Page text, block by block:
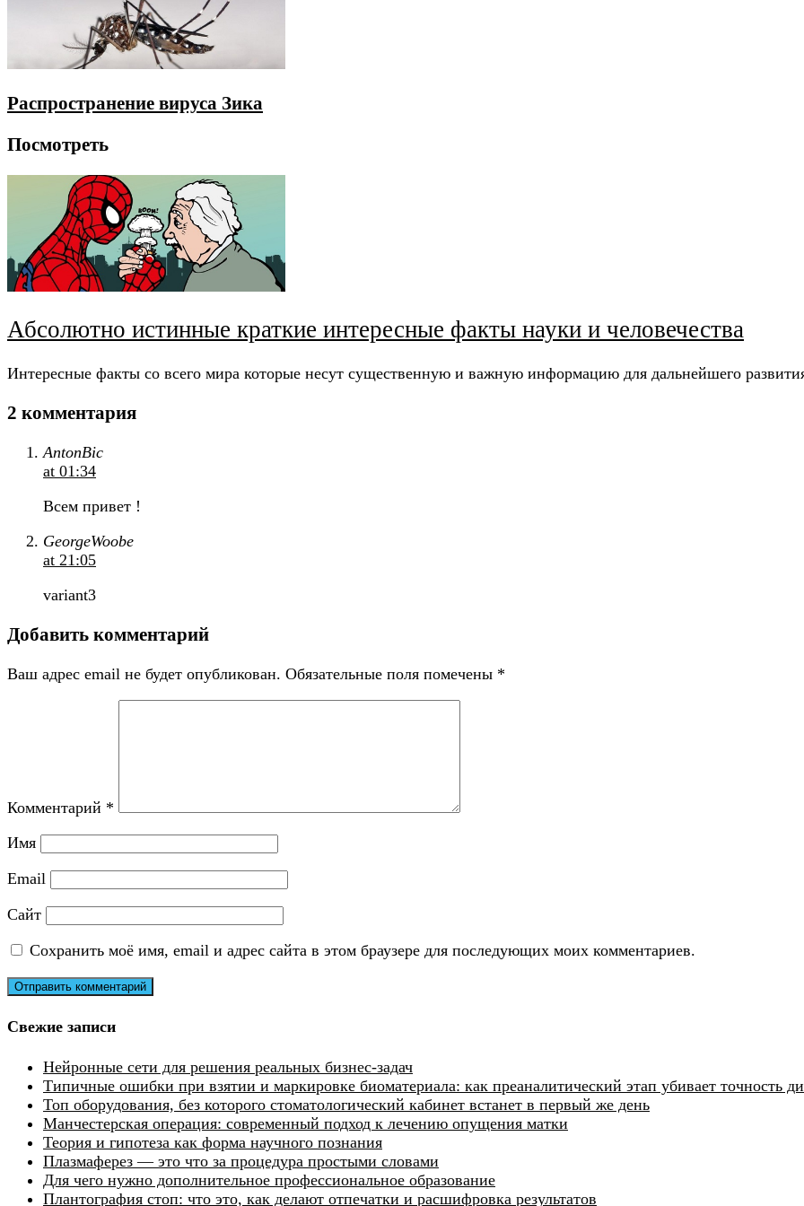
Распространение вируса Зика
Посмотреть
Абсолютно истинные краткие интересные факты науки и человечества
Интересные факты со всего мира которые несут существенную и важную информацию для дальнейшего
2 комментария
AntonBic
at 01:34
Всем привет !
GeorgeWoobe
at 21:05
variant3
Добавить комментарий
Ваш адрес email не будет опубликован. Обязательные поля помечены *
Комментарий *
Имя
Email
Сайт
Сохранить моё имя, email и адрес сайта в этом браузере для последующих моих комментариев.
Свежие записи
Нейронные сети для решения реальных бизнес-задач
Типичные ошибки при взятии и маркировке биоматериала: как преаналитический этап убивает точность
Топ оборудования, без которого стоматологический кабинет встанет в первый же день
Манчестерская операция: современный подход к лечению опущения матки
Теория и гипотеза как форма научного познания
Плазмаферез — это что за процедура простыми словами
Для чего нужно дополнительное профессиональное образование
Плантография стоп: что это, как делают отпечатки и расшифровка результатов